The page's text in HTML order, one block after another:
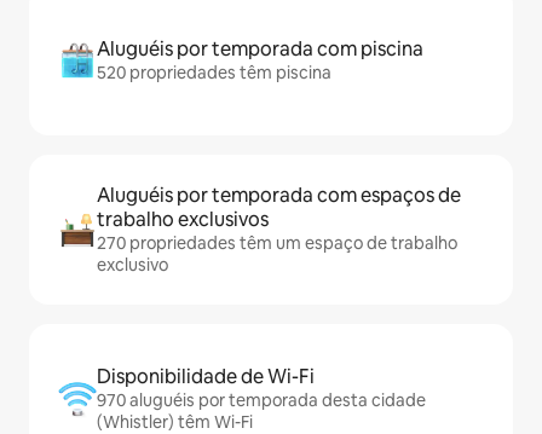
Aluguéis por temporada com piscina
520 propriedades têm piscina
Aluguéis por temporada com espaços de
trabalho exclusivos
270 propriedades têm um espaço de trabalho
exclusivo
Disponibilidade de Wi-Fi
970 aluguéis por temporada desta cidade
(Whistler) têm Wi-Fi